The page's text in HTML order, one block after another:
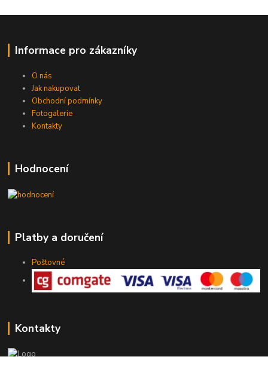
Informace pro zákazníky
O nás
Jak nakupovat
Obchodní podmínky
Fotogalerie
Kontakty
Hodnocení
Platby a doručení
Poštovné
Kontakty